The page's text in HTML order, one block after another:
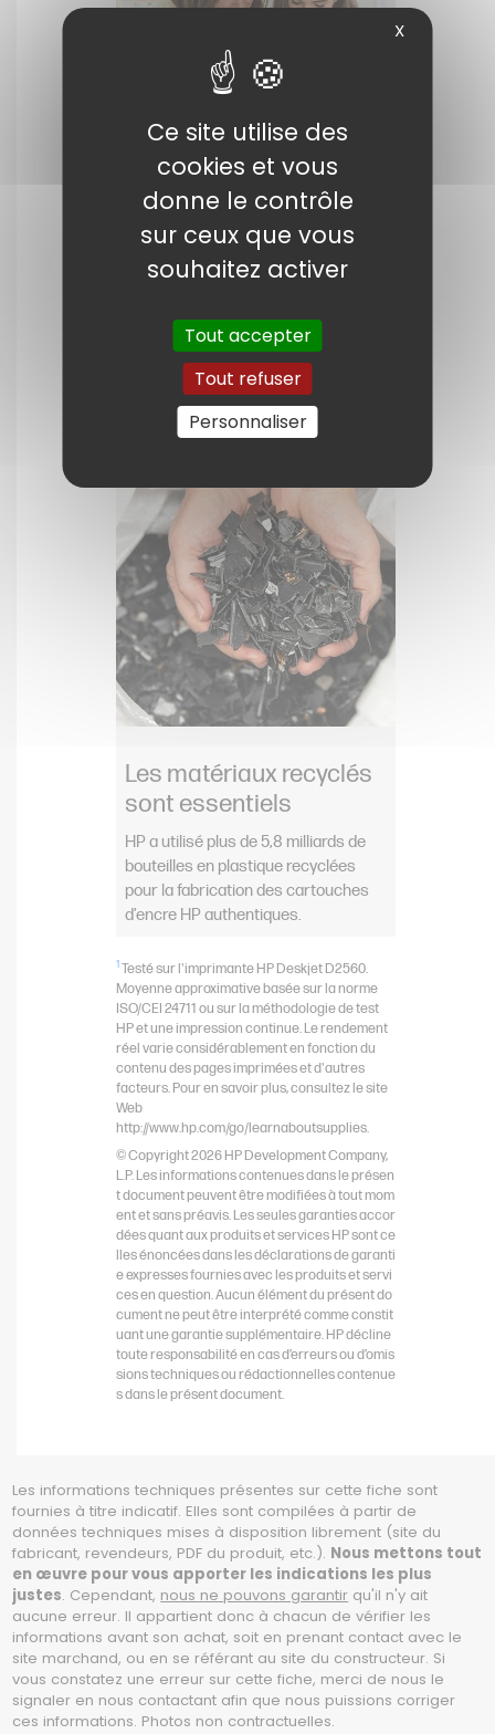
Conserver vos
souvenirs mémorables
Choisissez l’encre HP authentique
pour imprimer des documents nets
et vos instants inoubliables.
Les matériaux recyclés
sont essentiels
HP a utilisé plus de 5,8 milliards de
bouteilles en plastique recyclées
pour la fabrication des cartouches
d’encre HP authentiques.
1 Testé sur l'imprimante HP Deskjet D2560.
Moyenne approximative basée sur la norme
ISO/CEI 24711 ou sur la méthodologie de test
HP et une impression continue. Le rendement
réel varie considérablement en fonction du
contenu des pages imprimées et d'autres
facteurs. Pour en savoir plus, consultez le site
Web
http://www.hp.com/go/learnaboutsupplies.
© Copyright 2026 HP Development Company,
L.P. Les informations contenues dans le présen
t document peuvent être modifiées à tout mom
ent et sans préavis. Les seules garanties accor
dées quant aux produits et services HP sont ce
lles énoncées dans les déclarations de garanti
e expresses fournies avec les produits et servi
ces en question. Aucun élément du présent do
cument ne peut être interprété comme constit
uant une garantie supplémentaire. HP décline
toute responsabilité en cas d’erreurs ou d’omis
sions techniques ou rédactionnelles contenue
s dans le présent document.
Les informations techniques présentes sur cette fiche sont
fournies à titre indicatif. Elles sont compilées à partir de
données techniques mises à disposition librement (site du
fabricant, revendeurs, PDF du produit, etc.). Nous mettons tout
en œuvre pour vous apporter les indications les plus
justes. Cependant, nous ne pouvons garantir qu'il n'y ait
aucune erreur. Il appartient donc à chacun de vérifier les
informations avant son achat, soit en prenant contact avec le
site marchand, ou en se référant au site du constructeur. Si
vous constatez une erreur sur cette fiche, merci de nous le
signaler en nous contactant afin que nous puissions corriger
ces informations. Photos non contractuelles.
X
Ce site utilise des
cookies et vous
donne le contrôle
sur ceux que vous
souhaitez activer
Tout accepter
Tout refuser
Personnaliser